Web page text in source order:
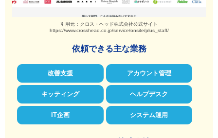
引用元：クロス・ヘッド株式会社公式サイト
https://www.crosshead.co.jp/service/onsite/plus_staff/
依頼できる主な業務
改善支援 アカウント管理
キッティング ヘルプデスク
IT企画 システム運用